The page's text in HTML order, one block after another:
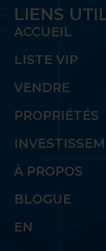
LIENS
ACCUEIL
LISTE VIP
VENDRE
PROPRIÉTÉS
À PROPOS
BLOGUE
EN